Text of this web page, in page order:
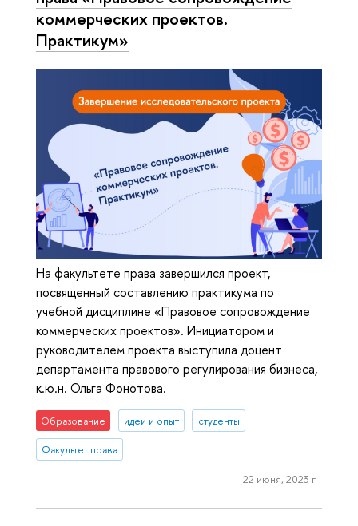
коммерческих проектов.
Практикум»
На факультете права завершился проект,
посвященный составлению практикума по
учебной дисциплине «Правовое сопровождение
коммерческих проектов». Инициатором и
руководителем проекта выступила доцент
департамента правового регулирования бизнеса,
к.ю.н. Ольга Фонотова.
Образование идеи и опыт студенты
Факультет права
22 июня, 2023 г.